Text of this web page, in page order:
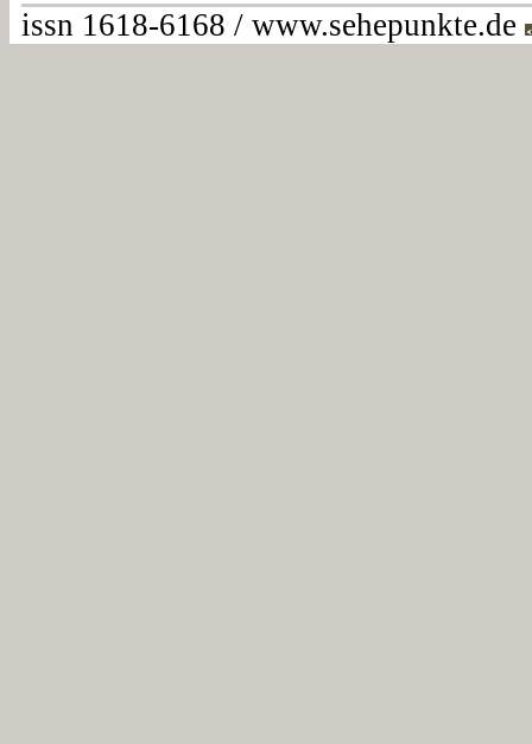
issn 1618-6168 / www.sehepunkte.de